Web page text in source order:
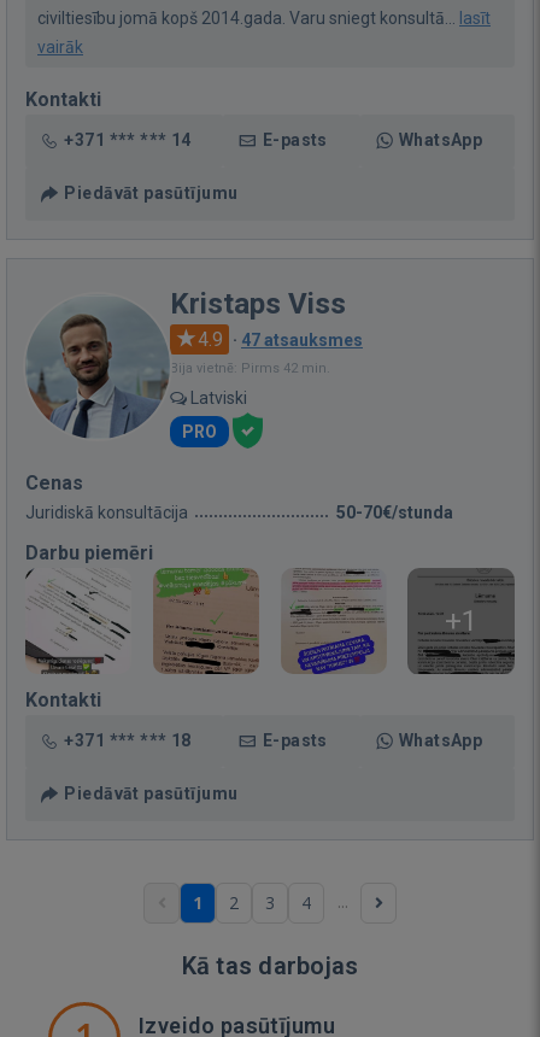
civiltiesību jomā kopš 2014.gada. Varu sniegt konsultā... lasīt
vairāk
Kontakti
+371 *** *** 14 E-pasts WhatsApp
Piedāvāt pasūtījumu
Kristaps Viss
4.9 · 47 atsauksmes
Bija vietnē: Pirms 42 min.
Latviski
PRO
Cenas
Juridiskā konsultācija 50-70€/stunda
Darbu piemēri
+1
Kontakti
+371 *** *** 18 E-pasts WhatsApp
Piedāvāt pasūtījumu
1 2 3 4 ...
Kā tas darbojas
Izveido pasūtījumu